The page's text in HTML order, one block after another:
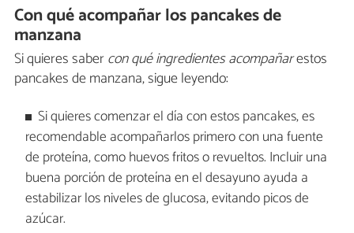
Con qué acompañar los pancakes de
manzana
Si quieres sabercon qué ingredientes acompañarestos
pancakes de manzana, sigue leyendo:
Si quieres comenzar el día con estos pancakes, es
recomendable acompañarlos primero con una fuente
de proteína, como huevos fritos o revueltos. Incluir una
buena porción de proteína en el desayuno ayuda a
estabilizar los niveles de glucosa, evitando picos de
azúcar.